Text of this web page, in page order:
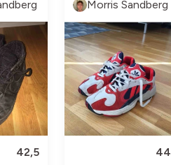
42,5
Morris Sandberg
44